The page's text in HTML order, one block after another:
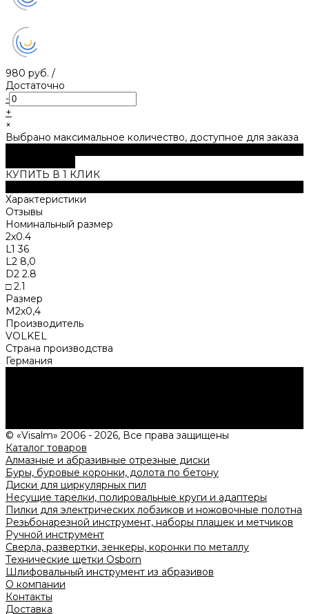
980 руб. /
Достаточно
-
+
×
Выбрано максимальное количество, доступное для заказа
КУПИТЬ В 1 КЛИК
Характеристики
Отзывы
Номинальный размер
2х0.4
L1 36
L2 8,0
D2 2.8
□ 2.1
Размер
M2x0,4
Производитель
VOLKEL
Страна производства
Германия
© «Visalm» 2006 - 2026, Все права защищены
Каталог товаров
Алмазные и абразивные отрезные диски
Буры, буровые коронки, долота по бетону
Диски для циркулярных пил
Несущие тарелки, полировальные круги и адаптеры
Пилки для электрических лобзиков и ножовочные полотна
Резьбонарезной инструмент, наборы плашек и метчиков
Ручной инструмент
Сверла, развертки, зенкеры, коронки по металлу
Технические щетки Osborn
Шлифовальный инструмент из абразивов
О компании
Контакты
Доставка